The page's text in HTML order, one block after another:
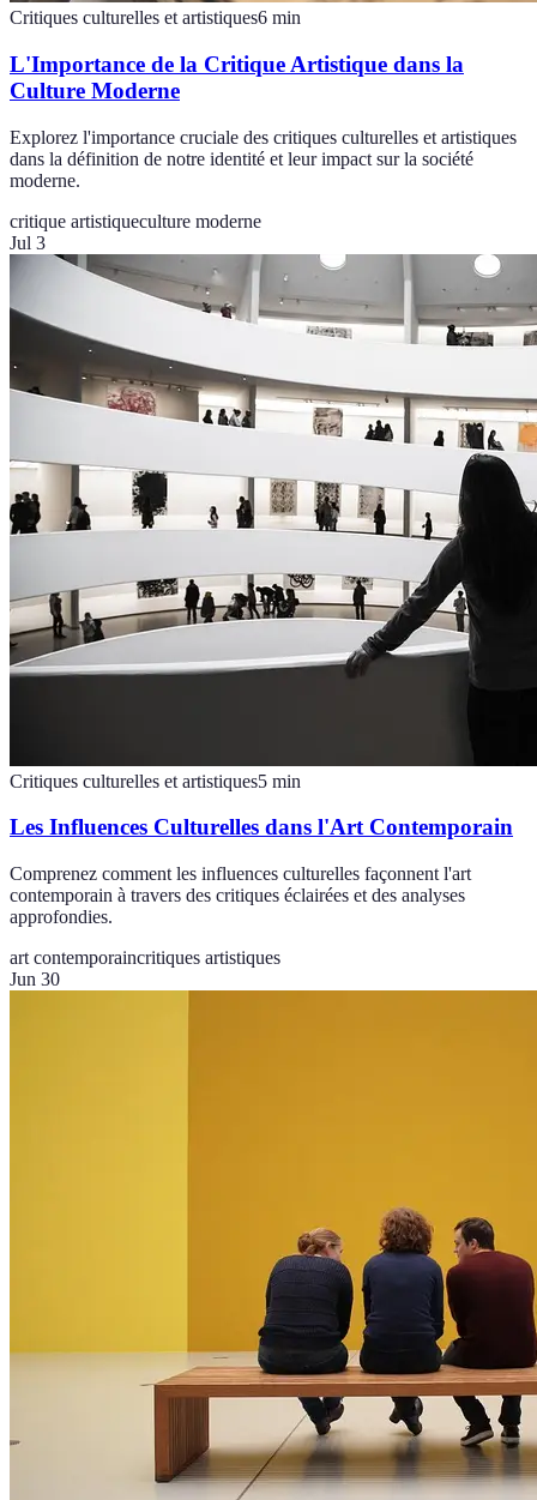
Critiques culturelles et artistiques6 min
L'Importance de la Critique Artistique dans la
Culture Moderne
Explorez l'importance cruciale des critiques culturelles et artistiques
dans la définition de notre identité et leur impact sur la société
moderne.
critique artistiqueculture moderne
Jul 3
Critiques culturelles et artistiques5 min
Les Influences Culturelles dans l'Art Contemporain
Comprenez comment les influences culturelles façonnent l'art
contemporain à travers des critiques éclairées et des analyses
approfondies.
art contemporaincritiques artistiques
Jun 30